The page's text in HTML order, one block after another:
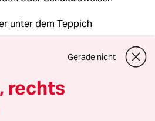
unter dem Teppich
wie auch Ihre Darstellung
und was viel
ist,einseitig
Gerade nicht
rechts